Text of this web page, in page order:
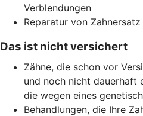
Verblendungen
Reparatur von Zahnersatz
Das ist nicht versichert
Zähne, die schon vor
und noch nicht dauerhaft
die wegen eines
Behandlungen, die Ihre